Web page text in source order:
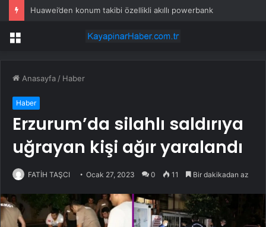
Huawei’den konum takibi özellikli akıllı powerbank
Menü
Anasayfa / Haber
Haber
Erzurum’da silahlı saldırıya
uğrayan kişi ağır yaralandı
FATİH TAŞCI Ocak 27, 2023 0 11 Bir dakikadan az